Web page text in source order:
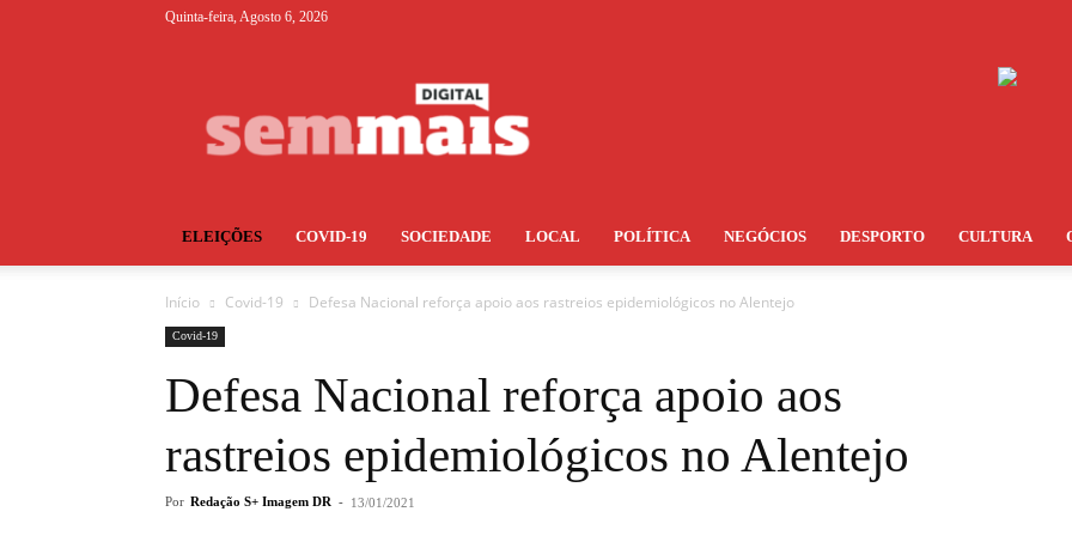
Quinta-feira, Agosto 6, 2026
ELEIÇÕES COVID-19 SOCIEDADE LOCAL POLÍTICA NEGÓCIOS DESPORTO CULTURA
Início Covid-19 Defesa Nacional reforça apoio aos rastreios epidemiológicos no Alentejo
Covid-19
Defesa Nacional reforça apoio aos
rastreios epidemiológicos no Alentejo
Por Redação S+ Imagem DR - 13/01/2021